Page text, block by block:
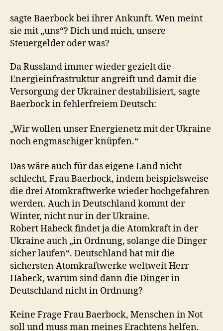
sagte Baerbock bei ihrer Ankunft. Wen meint
sie mit „uns“? Dich und mich, unsere
Steuergelder oder was?
Da Russland immer wieder gezielt die
Energieinfrastruktur angreift und damit die
Versorgung der Ukrainer destabilisiert, sagte
Baerbock in fehlerfreiem Deutsch:
„Wir wollen unser Energienetz mit der Ukraine
noch engmaschiger knüpfen.“
Das wäre auch für das eigene Land nicht
schlecht, Frau Baerbock, indem beispielsweise
die drei Atomkraftwerke wieder hochgefahren
werden. Auch in Deutschland kommt der
Winter, nicht nur in der Ukraine.
Robert Habeck findet ja die Atomkraft in der
Ukraine auch „in Ordnung, solange die Dinger
sicher laufen“. Deutschland hat mit die
sichersten Atomkraftwerke weltweit Herr
Habeck, warum sind dann die Dinger in
Deutschland nicht in Ordnung?
Keine Frage Frau Baerbock, Menschen in Not
soll und muss man meines Erachtens helfen.